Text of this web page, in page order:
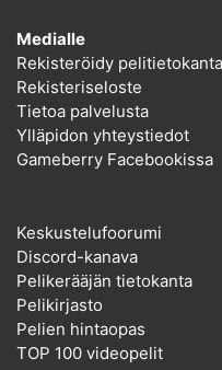
Medialle
Rekisteröidy
Rekisteriseloste
Tietoa palvelusta
Ylläpidon yhteystiedot
Gameberry Facebookissa
Keskustelufoorumi
Discord-kanava
Pelikerääjän tietokanta
Pelikirjasto
Pelien hintaopas
TOP 100 videopelit